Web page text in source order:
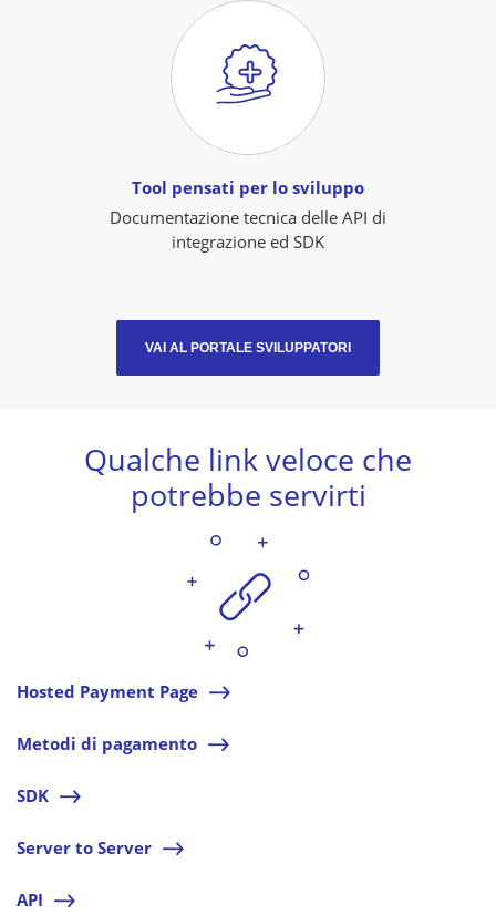
Tool pensati per lo sviluppo
Documentazione tecnica delle API di
integrazione ed SDK
VAI AL PORTALE SVILUPPATORI
Qualche link veloce che
potrebbe servirti
Hosted Payment Page l
Metodi di pagamento l
SDK l
Server to Server l
API l